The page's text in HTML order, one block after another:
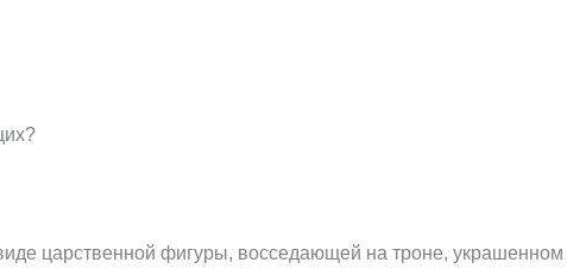
царственной фигуры, восседающей на троне, украшенном